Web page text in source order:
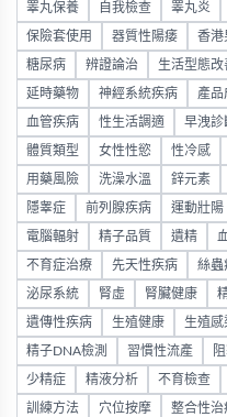
睪丸保養 自我檢查 睪丸炎
保險套使用 器質性陽痿 香港
糖尿病 辨證論治 生活型態改
延時藥物 神經系統疾病 產品
血管疾病 性生活調適 早洩診
體質類型 女性性慾 性冷感
用藥風險 洗澡水溫 鋅元素
隱睾症 前列腺疾病 運動壯陽
電腦輻射 精子品質 遺精
不育症治療 先天性疾病 絲蟲
泌尿系統 腎虛 腎臟健康
遺傳性疾病 生殖健康 生殖感
精子DNA檢測 習慣性流產
少精症 精液分析 不育檢查
訓練方法 穴位按摩 整合性治